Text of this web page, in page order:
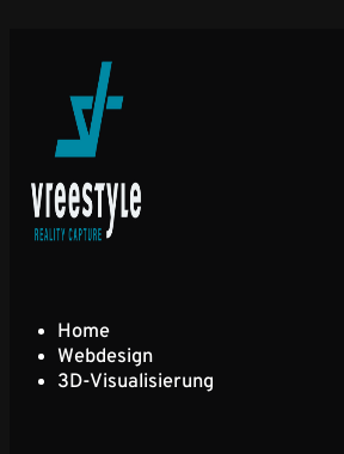
Home
Webdesign
3D-Visualisierung